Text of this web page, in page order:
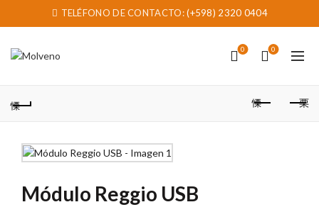
TELÉFONO DE CONTACTO:(+598) 2320 0404
0 0
Módulo Reggio USB